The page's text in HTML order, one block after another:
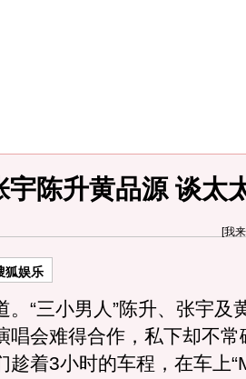
宇陈升黄品源 谈太
[我
狐娱乐
“三小男人”陈升、张宇及
唱会难得合作，私下却不常
趁着3小时的车程，在车上